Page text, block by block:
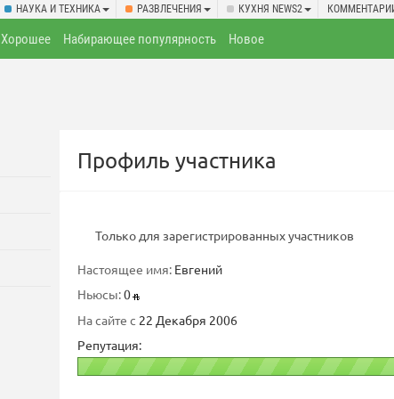
НАУКА И ТЕХНИКА РАЗВЛЕЧЕНИЯ КУХНЯ NEWS2
Хорошее Набирающее популярность Новое
Профиль участника
Только для зарегистрированных участников
Настоящее имя: Евгений
Ньюсы:0
На сайте с 22 Декабря 2006
Репутация: